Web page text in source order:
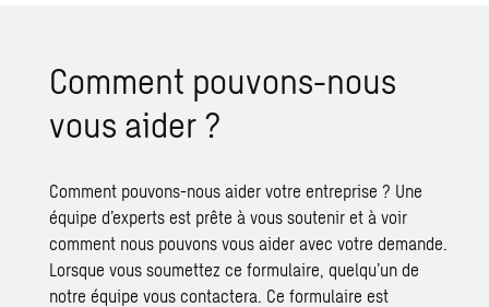
Com­ment pou­vons-nous
vous aider ?
Comment pouvons-nous aider votre entreprise ? Une
équipe d’experts est prête à vous soutenir et à voir
comment nous pouvons vous aider avec votre demande.
Lorsque vous soumettez ce formulaire, quelqu’un de
notre équipe vous contactera. Ce formulaire est